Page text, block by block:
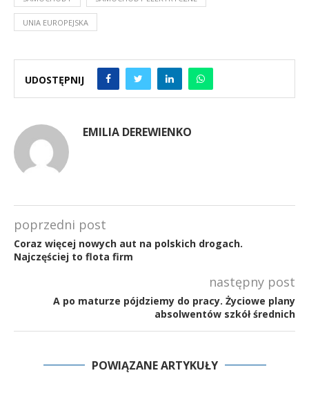
UNIA EUROPEJSKA
UDOSTĘPNIJ
EMILIA DEREWIENKO
poprzedni post
Coraz więcej nowych aut na polskich drogach.
Najczęściej to flota firm
następny post
A po maturze pójdziemy do pracy. Życiowe plany
absolwentów szkół średnich
POWIĄZANE ARTYKUŁY